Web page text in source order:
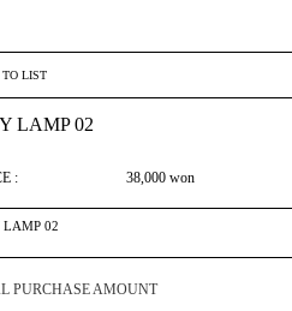
LIST
LAMP 02
: 38,000 won
LAMP 02
PURCHASE AMOUNT